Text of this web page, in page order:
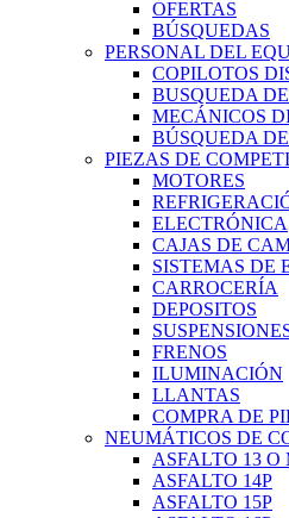
OFERTAS
BÚSQUEDAS
PERSONAL DEL
COPILOTOS
BUSQUEDA
MECÁNICOS
BÚSQUEDA
PIEZAS DE
MOTORES
ELECTRÓNICA
CAJAS DE
SISTEMAS DE
CARROCERÍA
DEPOSITOS
FRENOS
ILUMINACIÓN
LLANTAS
COMPRA DE
NEUMÁTICOS DE
ASFALTO 13 O
ASFALTO 14P
ASFALTO 15P